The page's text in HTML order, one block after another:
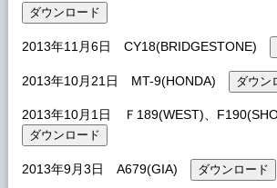
2013年11月6日 CY18(BRIDGESTONE)
2013年10月21日 MT-9(HONDA)
2013年10月1日 Ｆ189(WEST)、
2013年9月3日 A679(GIA)